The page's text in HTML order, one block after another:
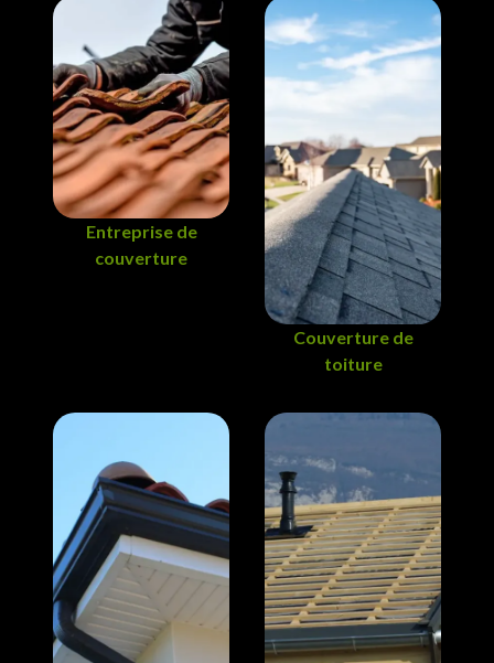
Entreprise de
couverture
Couverture de
toiture